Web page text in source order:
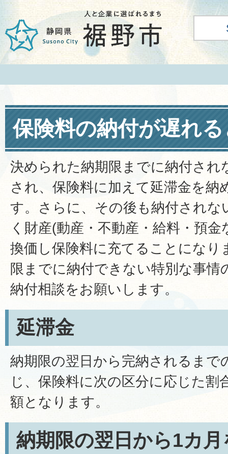
保険料の納付が遅れ
決められた納期限までに納付され
され、保険料に加えて延滞金を納
す。さらに、その後も納付されな
く財産(動産・不動産・給料・預
換価し保険料に充てることになり
限までに納付できない特別な事情
納付相談をお願いします。
延滞金
納期限の翌日から完納されるまで
じ、保険料に次の区分に応じた割
額となります。
納期限の翌日から1カ